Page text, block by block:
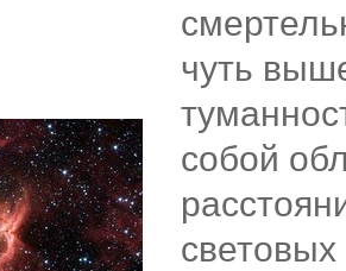
чуть
собой